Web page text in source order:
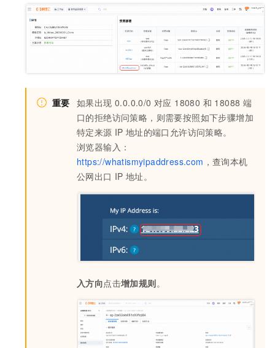
重要 如果出现 0.0.0.0/0 对应 18080 和 18088 端
口的拒绝访问策略，则需要按照如下步骤增加
特定来源 IP 地址的端口允许访问策略。
浏览器输入：
https://whatismyipaddress.com ，查询本机
公网出口 IP 地址。
入方向点击增加规则。